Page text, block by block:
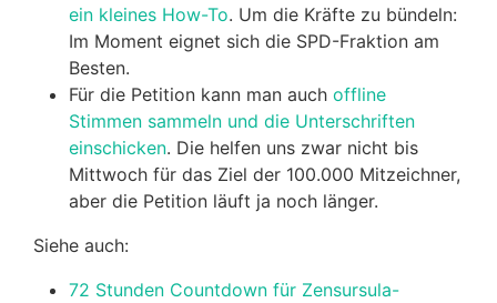
ein kleines How-To. Um die Kräfte zu bündeln:
Im Moment eignet sich die SPD-Fraktion am
Besten.
Für die Petition kann man auch offline
Stimmen sammeln und die Unterschriften
einschicken. Die helfen uns zwar nicht bis
Mittwoch für das Ziel der 100.000 Mitzeichner,
aber die Petition läuft ja noch länger.
Siehe auch:
72 Stunden Countdown für Zensursula-